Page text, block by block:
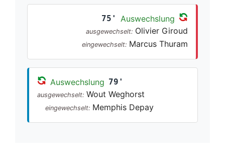
75' Auswechslung
ausgewechselt: Olivier Giroud
eingewechselt: Marcus Thuram
Auswechslung 79'
ausgewechselt: Wout Weghorst
eingewechselt: Memphis Depay